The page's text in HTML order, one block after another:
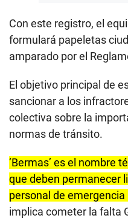
Con este registro, el
formulará papeletas
amparado por el
El objetivo principal de
sancionar a los
colectiva sobre la
normas de tránsito.
‘Bermas’ es el nombre
que deben permanecer
personal de
implica cometer la falta